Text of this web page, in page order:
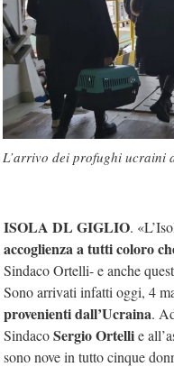
L’arrivo dei profughi ucraini
ISOLA DL GIGLIO.
accoglienza a tutti coloro
Sindaco Ortelli- e anche
Sono arrivati infatti oggi, 4
provenienti dall’Ucraina.
SindacoSergio Ortellie
sono nove in tutto cinque